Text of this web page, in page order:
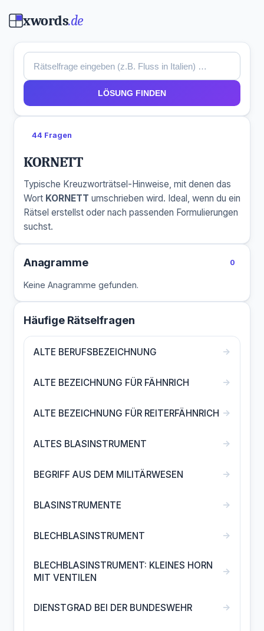
xwords.de
LÖSUNG FINDEN
44 Fragen
KORNETT
Typische Kreuzworträtsel-Hinweise, mit denen das
Wort KORNETT umschrieben wird. Ideal, wenn du ein
Rätsel erstellst oder nach passenden Formulierungen
suchst.
Anagramme 0
Keine Anagramme gefunden.
Häufige Rätselfragen
ALTE BERUFSBEZEICHNUNG →
ALTE BEZEICHNUNG FÜR FÄHNRICH →
ALTE BEZEICHNUNG FÜR REITERFÄHNRICH →
ALTES BLASINSTRUMENT →
BEGRIFF AUS DEM MILITÄRWESEN →
BLASINSTRUMENTE →
BLECHBLASINSTRUMENT →
BLECHBLASINSTRUMENT: KLEINES HORN
MIT VENTILEN
→
DIENSTGRAD BEI DER BUNDESWEHR →